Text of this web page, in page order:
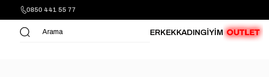
0850 441 55 77
ERKEKKADINGİYİM